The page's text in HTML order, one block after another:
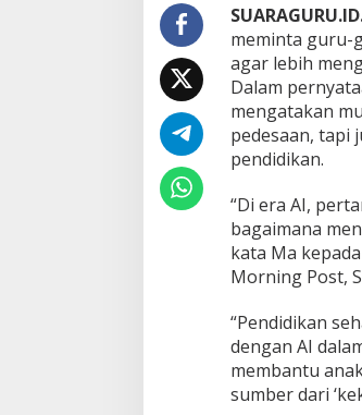
j
a
r
k
a
n
N
i
l
K
e
m
a
u
s
i
a
a
meminta guru-
agar lebih
Dalam
mengatakan
pedesaan, tapi
pendidikan.
“Di era AI,
bagaimana
kata Ma
Morning Post,
“Pendidikan
dengan AI
membantu
sumber dari